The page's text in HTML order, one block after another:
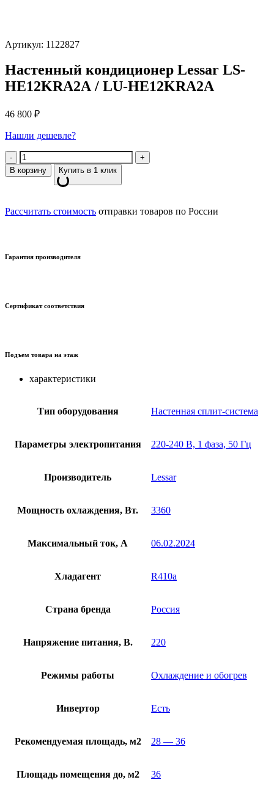
Артикул: 1122827
Настенный кондиционер Lessar LS-
HE12KRA2А / LU-HE12KRA2А
46 800 ₽
Нашли дешевле?
Количество
В корзину Купить в 1 клик
Рассчитать стоимость отправки товаров по России
Гарантия производителя
Сертификат соответствия
Подъем товара на этаж
характеристики
Тип оборудования Настенная сплит-система
Параметры электропитания 220-240 В, 1 фаза, 50 Гц
Производитель Lessar
Мощность охлаждения, Вт. 3360
Максимальный ток, А 06.02.2024
Хладагент R410a
Страна бренда Россия
Напряжение питания, В. 220
Режимы работы Охлаждение и обогрев
Инвертор Есть
Рекомендуемая площадь, м2 28 — 36
Площадь помещения до, м2 36